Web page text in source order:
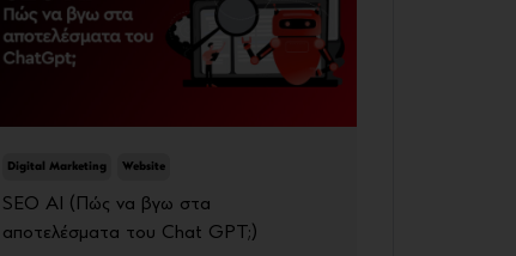
Digital Marketing Website
SEO AI (Πώς να βγω στα
αποτελέσματα του Chat GPT;)